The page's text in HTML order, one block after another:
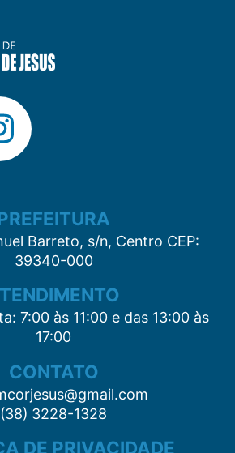
Barreto, s/n, Centro CEP:
39340-000
7:00 às 11:00 e das 13:00 às
17:00
CONTATO
(38) 3228-1328
DE PRIVACIDADE